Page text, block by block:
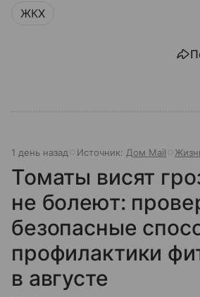
ЖКХ
1 день назад Источник: Дом Mail
Томаты висят
не болеют:
безопасные
профилактики
в августе